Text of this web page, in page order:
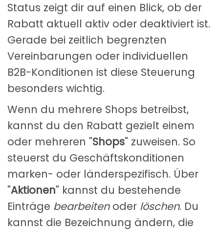
Status zeigt dir auf einen Blick, ob der
Rabatt aktuell aktiv oder deaktiviert ist.
Gerade bei zeitlich begrenzten
Vereinbarungen oder individuellen
B2B-Konditionen ist diese Steuerung
besonders wichtig.
Wenn du mehrere Shops betreibst,
kannst du den Rabatt gezielt einem
oder mehreren "Shops" zuweisen. So
steuerst du Geschäftskonditionen
marken- oder länderspezifisch. Über
"Aktionen" kannst du bestehende
Einträge bearbeitenoder löschen. Du
kannst die Bezeichnung ändern, die